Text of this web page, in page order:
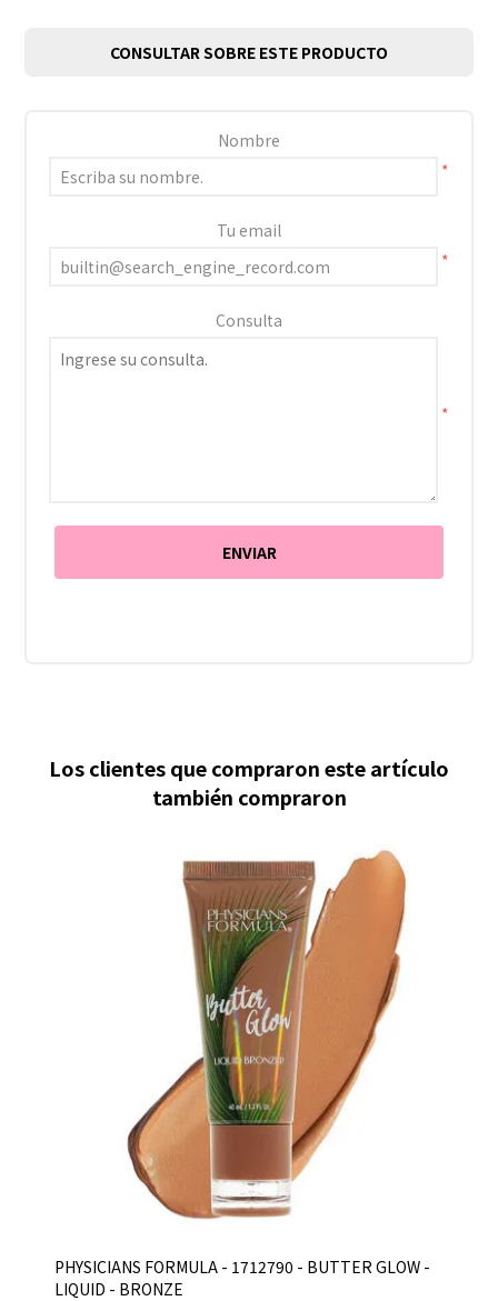
CONSULTAR SOBRE ESTE PRODUCTO
Nombre
*
Tu email
*
Consulta
*
Los clientes que compraron este artículo
también compraron
PHYSICIANS FORMULA - 1712790 - BUTTER GLOW -
LIQUID - BRONZE